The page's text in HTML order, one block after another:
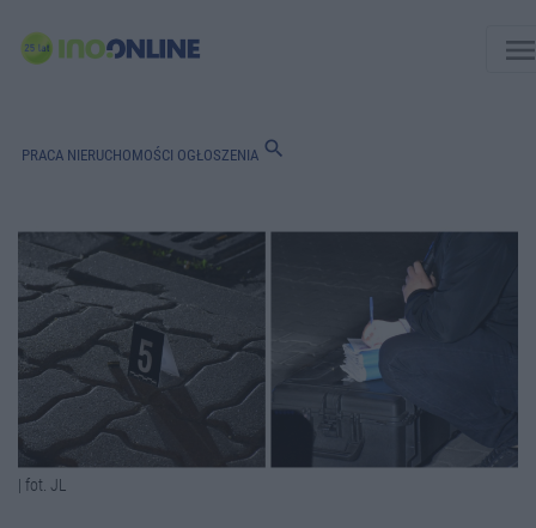
PRACA NIERUCHOMOŚCI OGŁOSZENIA search
| fot. JL